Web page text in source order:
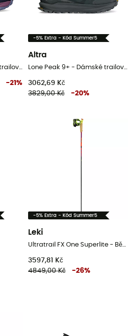
Lone Peak 9+ - Dámské trailové běžecké boty
-21 %
-5% Extra - Kód Summer5
Altra
Lone Peak 9+ - Dámské trailové běžecké boty
3062,69 Kč
3829,00 Kč
-20%
-5% Extra - Kód Summer5
Leki
Ultratrail FX One Superlite - Běžecké hole
3597,81 Kč
4849,00 Kč
-26%